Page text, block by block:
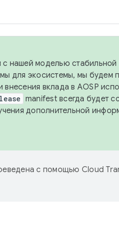
с нашей моделью
для экосистемы, мы будем
вклада в AOSP
manifest всегда будет
дополнительной
с помощью Cloud